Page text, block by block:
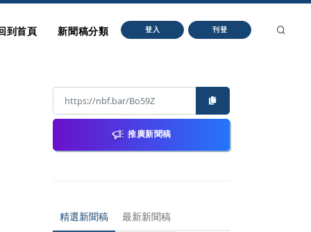
到首頁 新聞稿分類 登入 刊登
推廣新聞稿
精選新聞稿 最新新聞稿